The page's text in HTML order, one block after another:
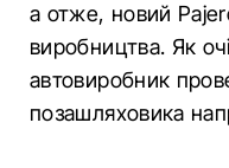
а отже, новий
виробництва. Як
автовиробник
позашляховика